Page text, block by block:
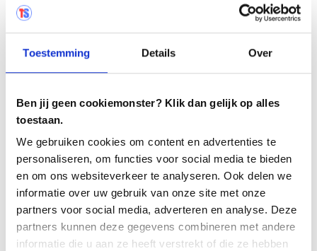
Toestemming Details Over
Ben jij geen cookiemonster? Klik dan gelijk op alles
toestaan.
We gebruiken cookies om content en advertenties te
personaliseren, om functies voor social media te bieden
en om ons websiteverkeer te analyseren. Ook delen we
informatie over uw gebruik van onze site met onze
partners voor social media, adverteren en analyse. Deze
partners kunnen deze gegevens combineren met andere
informatie die u aan ze heeft verstrekt of die ze hebben
Testersuite B.V.
Coltbaan 1-19,